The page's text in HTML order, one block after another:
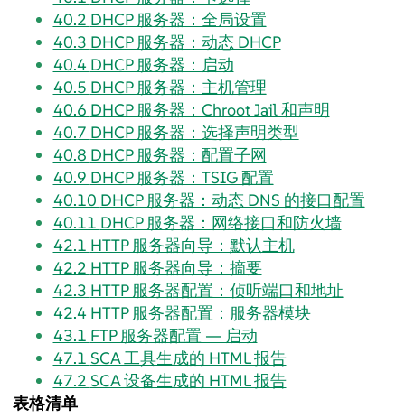
40.2 DHCP 服务器：全局设置
40.3 DHCP 服务器：动态 DHCP
40.4 DHCP 服务器：启动
40.5 DHCP 服务器：主机管理
40.6 DHCP 服务器：Chroot Jail 和声明
40.7 DHCP 服务器：选择声明类型
40.8 DHCP 服务器：配置子网
40.9 DHCP 服务器：TSIG 配置
40.10 DHCP 服务器：动态 DNS 的接口配置
40.11 DHCP 服务器：网络接口和防火墙
42.1 HTTP 服务器向导：默认主机
42.2 HTTP 服务器向导：摘要
42.3 HTTP 服务器配置：侦听端口和地址
42.4 HTTP 服务器配置：服务器模块
43.1 FTP 服务器配置 — 启动
47.1 SCA 工具生成的 HTML 报告
47.2 SCA 设备生成的 HTML 报告
表格清单